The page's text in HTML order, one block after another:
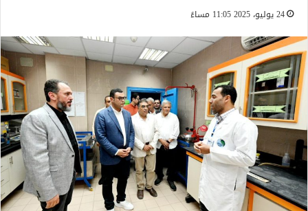
24 يوليو، 2025 11:05 مساءً